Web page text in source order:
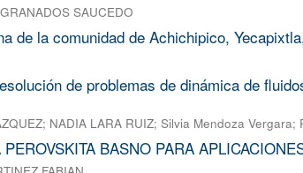
SAUCEDO
de la comunidad de Achichipico,
de problemas de dinámica de
; NADIA LARA RUIZ; Silvia Mendoza Vergara;
BASNO PARA